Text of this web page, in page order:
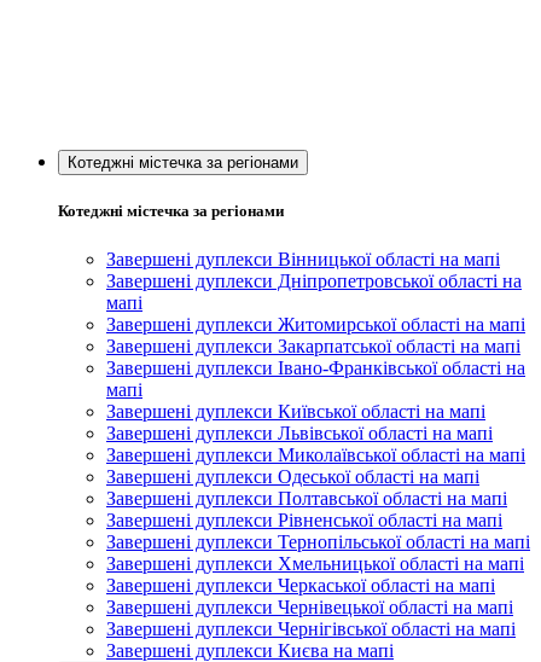
Котеджні містечка за регіонами
Котеджні містечка за регіонами
Завершені дуплекси Вінницької області на мапі
Завершені дуплекси Дніпропетровської області на
мапі
Завершені дуплекси Житомирської області на мапі
Завершені дуплекси Закарпатської області на мапі
Завершені дуплекси Івано-Франківської області на
мапі
Завершені дуплекси Київської області на мапі
Завершені дуплекси Львівської області на мапі
Завершені дуплекси Миколаївської області на мапі
Завершені дуплекси Одеської області на мапі
Завершені дуплекси Полтавської області на мапі
Завершені дуплекси Рівненської області на мапі
Завершені дуплекси Тернопільської області на мапі
Завершені дуплекси Хмельницької області на мапі
Завершені дуплекси Черкаської області на мапі
Завершені дуплекси Чернівецької області на мапі
Завершені дуплекси Чернігівської області на мапі
Завершені дуплекси Києва на мапі